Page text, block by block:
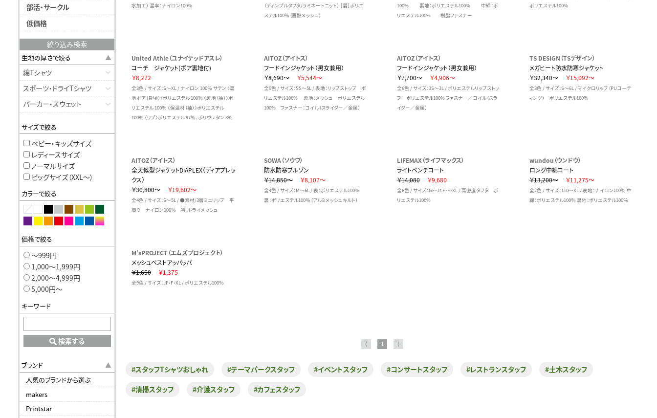
部活・サークル
低価格
絞り込み検索
生地の厚さで絞る
綿Tシャツ
スポーツ・ドライTシャツ
パーカー・スウェット
サイズで絞る
ベビー・キッズサイズ
レディースサイズ
ノーマルサイズ
ビッグサイズ（XXL〜）
カラーで絞る
価格で絞る
〜999円
1,000〜1,999円
2,000〜4,999円
5,000円〜
キーワード
検索する
ブランド
人気のブランドから選ぶ
makers
Printstar
水加工） 混率：ナイロン100%
（ディンプルタフタ/ラミネートニット） ［裏］ポリエ
ステル100％（蓄熱メッシュ）
100% 裏地：ポリエステル100% 中綿：ポ
リエステル100% 樹脂ファスナー
ポリエステル100%
United Athle（ユナイテッドアスレ）
コーチ ジャケット(ボア裏地付)
￥8,272
全3色 / サイズ：S～XL / ナイロン 100％ サテン 〈裏
地ボア（身頃）〉ポリエステル 100％ 〈裏地（袖）〉ポ
リエステル 100％ 〈保温材（袖）〉ポリエステル
100％ 〈リブ〉ポリエステル 97％、ポリウレタン 3％
AITOZ（アイトス）
フードインジャケット（男女兼用）
￥8,690～
￥5,544～
全9色 / サイズ：SS～5L / 表地：リップストップ ポ
リエステル100% 裏地：メッシュ ポリエステル
100% ファスナー：コイル（スライダー／金属）
AITOZ（アイトス）
フードインジャケット（男女兼用）
￥7,700～
￥4,906～
全6色 / サイズ：3S～3L / ポリエステルリップストッ
プ ポリエステル100% ファスナー／コイル（スラ
イダー／金属）
TS DESIGN（TSデザイン）
メガヒート防水防寒ジャケット
￥32,340～
￥15,092～
全3色 / サイズ：S～6L / マイクロリップ（PUコーテ
ィング） ポリエステル100％
AITOZ（アイトス）
全天候型ジャケットDiAPLEX（ディアプレッ
クス）
￥30,800～
￥19,602～
全4色 / サイズ：S～5L / ●素材/3層ミニリップ 平
織り ナイロン100％ 衿：ドライメッシュ
SOWA（ソウワ）
防水防寒ブルゾン
￥14,850～
￥8,107～
全4色 / サイズ：M～6L / 表：ポリエステル100%
裏：ポリエステル100％（アルミメッシュキルト）
LIFEMAX（ライフマックス）
ライトベンチコート
￥14,080
￥9,680
全6色 / サイズ：GF・Jr.F・F・XL / 高密度タフタ ポ
リエステル100%
wundou（ウンドウ）
ロング中綿コート
￥13,200～
￥11,275～
全2色 / サイズ：110～XL / 表地：ナイロン100％ 中
綿：ポリエステル100％ 裏地：ポリエステル100％
M'sPROJECT（エムズプロジェクト）
メッシュベストアッパッパ
￥1,650
￥1,375
全9色 / サイズ：JF・F・XL / ポリエステル100％
⟨ 1 ⟩
#スタッフTシャツおしゃれ #テーマパークスタッフ #イベントスタッフ #コンサートスタッフ #レストランスタッフ #土木スタッフ
#清掃スタッフ #介護スタッフ #カフェスタッフ